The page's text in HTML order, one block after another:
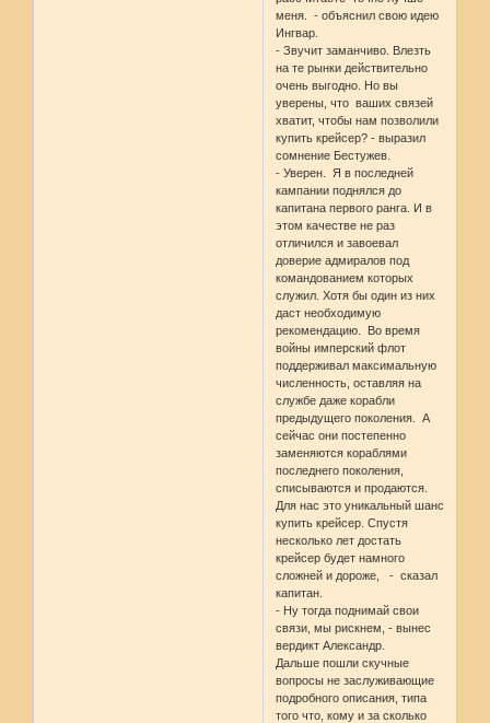
меня. - объяснил свою идею
Ингвар.
- Звучит заманчиво. Влезть
на те рынки действительно
очень выгодно. Но вы
уверены, что ваших связей
хватит, чтобы нам позволили
купить крейсер? - выразил
сомнение Бестужев.
- Уверен. Я в последней
кампании поднялся до
капитана первого ранга. И в
этом качестве не раз
отличился и завоевал
доверие адмиралов под
командованием которых
служил. Хотя бы один из них
даст необходимую
рекомендацию. Во время
войны имперский флот
поддерживал максимальную
численность, оставляя на
службе даже корабли
предыдущего поколения. А
сейчас они постепенно
заменяются кораблями
последнего поколения,
списываются и продаются.
Для нас это уникальный шанс
купить крейсер. Спустя
несколько лет достать
крейсер будет намного
сложней и дороже, - сказал
капитан.
- Ну тогда поднимай свои
связи, мы рискнем, - вынес
вердикт Александр.
Дальше пошли скучные
вопросы не заслуживающие
подробного описания, типа
того что, кому и за сколько